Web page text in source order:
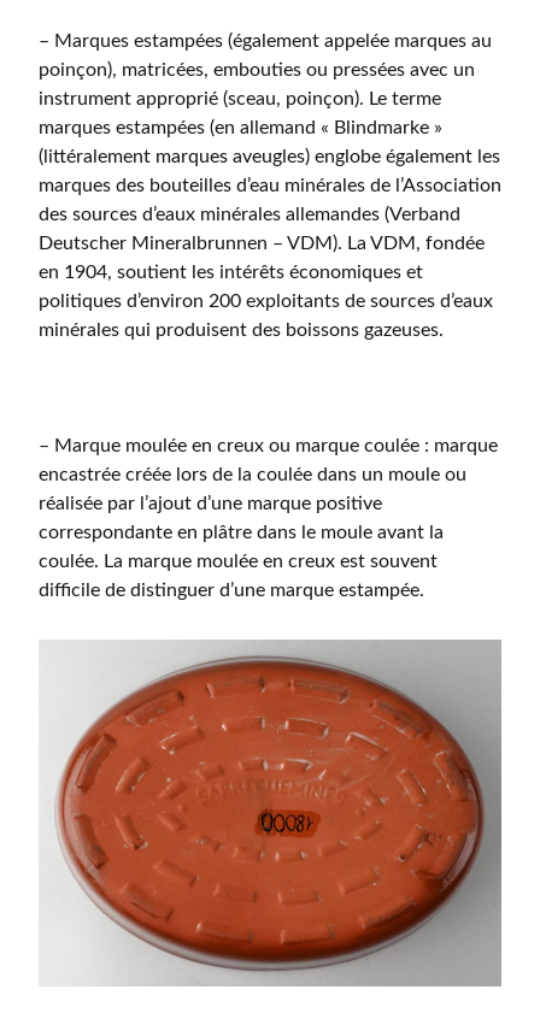
– Marques estampées (également appelée marques au
poinçon), matricées, embouties ou pressées avec un
instrument approprié (sceau, poinçon). Le terme
marques estampées (en allemand « Blindmarke »
(littéralement marques aveugles) englobe également les
marques des bouteilles d’eau minérales de l’Association
des sources d’eaux minérales allemandes (Verband
Deutscher Mineralbrunnen – VDM). La VDM, fondée
en 1904, soutient les intérêts économiques et
politiques d’environ 200 exploitants de sources d’eaux
minérales qui produisent des boissons gazeuses.
– Marque moulée en creux ou marque coulée : marque
encastrée créée lors de la coulée dans un moule ou
réalisée par l’ajout d’une marque positive
correspondante en plâtre dans le moule avant la
coulée. La marque moulée en creux est souvent
difficile de distinguer d’une marque estampée.